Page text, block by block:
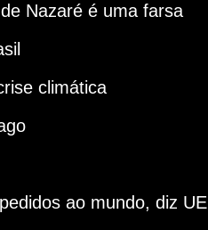
Nazaré é uma farsa
climática
ao mundo, diz UE